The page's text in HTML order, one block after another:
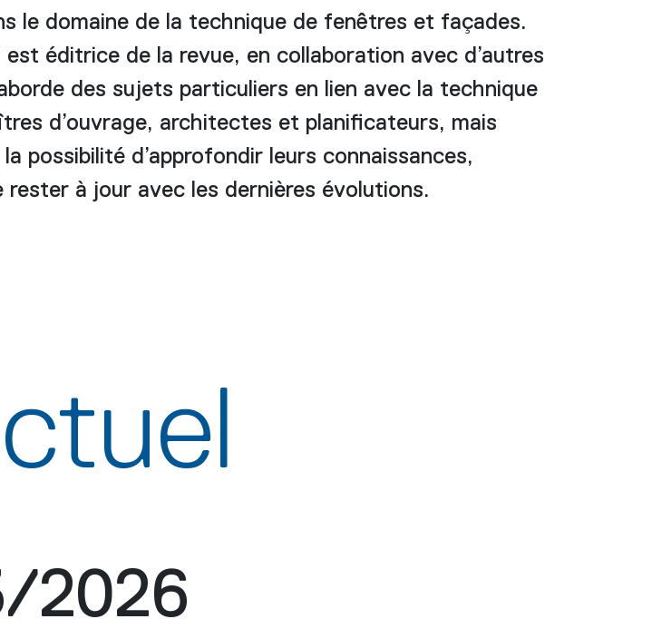
le domaine de la technique de fenêtres et façades.
éditrice de la revue, en collaboration avec d’autres
des sujets particuliers en lien avec la technique
d’ouvrage, architectes et planificateurs, mais
possibilité d’approfondir leurs connaissances,
à jour avec les dernières évolutions.
2026